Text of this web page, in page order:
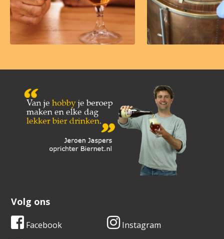
Volg ons
Facebook Instagram